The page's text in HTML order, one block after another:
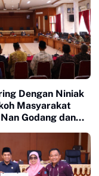
Dengan Niniak
Masyarakat
Godang dan